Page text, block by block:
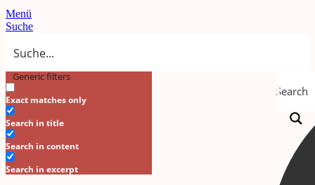
Menü
Suche
Search
Generic filters
Exact matches only
Search in title
Search in content
Search in excerpt